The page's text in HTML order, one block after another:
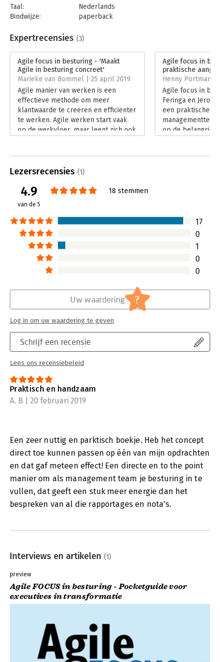
tussen alle lagen in de organisatie, kortcyclisch sturen en
focus op het behalen van de strategische doelen.
Taal:
Nederlands
Bindwijze:
paperback
Uitgever:
Van Haren Publishing B.V.
Verschijningsdatum:
14-2-2019
Hoofdrubriek: Organisatiekunde
Expertrecensies (3)
Agile focus in besturing - 'Maakt
Agile in besturing concreet'
Marieke van Bommel | 25 april 2019
Agile manier van werken is een
effectieve methode om meer
klantwaarde te creëren en efficiënter
te werken. Agile werken start vaak
op de werkvloer, maar leent zich ook
Agile focus in
praktische
Henny Portman |
Agile focus in
Feringa en
een praktische
op de
Lezersrecensies (1)
4.9
van de 5
18 stemmen
17
0
1
0
0
Schrijf een recensie
Lees ons recensiebeleid
Uw waardering ?
Log in om uw waardering te geven
Praktisch en handzaam
A. B | 20 februari 2019
Een zeer nuttig en parktisch boekje. Heb het concept
direct toe kunnen passen op één van mijn opdrachten
en dat gaf meteen effect! Een directe en to the point
manier om als management team je besturing in te
vullen, dat geeft een stuk meer energie dan het
bespreken van al die rapportages en nota's.
Interviews en artikelen (1)
preview
Agile FOCUS in besturing - Pocketguide voor
executives in transformatie